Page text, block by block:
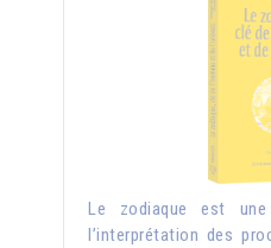
Le zodiaque est
l’interprétation des